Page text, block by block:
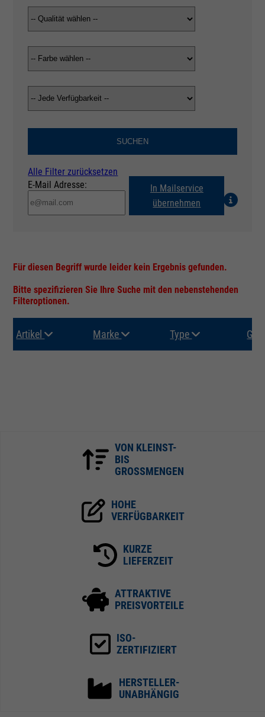
SUCHEN
Alle Filter zurücksetzen
E-Mail Adresse:
In Mailservice
übernehmen
Für diesen Begriff wurde leider kein Ergebnis gefunden.
Bitte spezifizieren Sie Ihre Suche mit den nebenstehenden
Filteroptionen.
Artikel Marke Type
VON KLEINST-
BIS
GROSSMENGEN
HOHE
VERFÜGBARKEIT
KURZE
LIEFERZEIT
ATTRAKTIVE
PREISVORTEILE
ISO-
ZERTIFIZIERT
HERSTELLER-
UNABHÄNGIG